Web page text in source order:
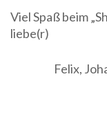
Viel Spaß beim
liebe(r)
Felix,